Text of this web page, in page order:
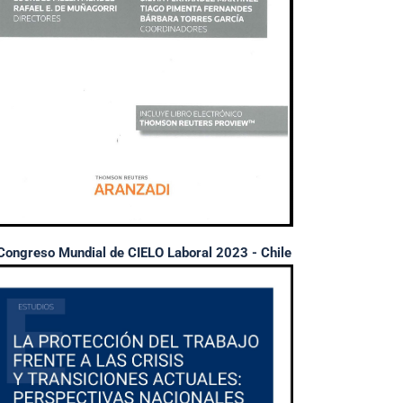
Mundial de CIELO Laboral 2023 - Chile